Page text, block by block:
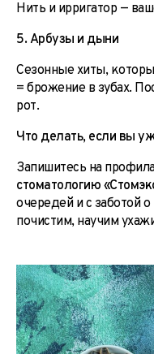
Нить и ирригатор —
5. Арбузы и дыни
Сезонные хиты,
= брожение в зубах.
рот.
Что делать, если вы
Запишитесь на
стоматологию
очередей и с заботой
почистим, научим